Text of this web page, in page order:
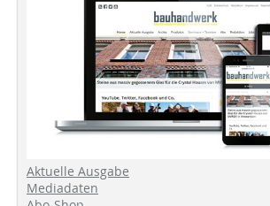
Aktuelle Ausgabe
Mediadaten